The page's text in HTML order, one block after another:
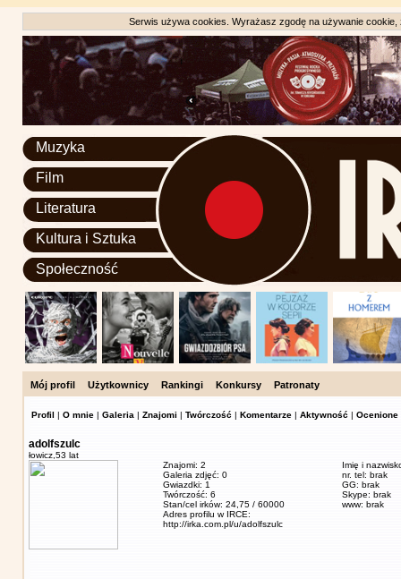
Serwis używa cookies. Wyrażasz zgodę na używanie
Muzyka
Film
Literatura
Kultura i Sztuka
Społeczność
Mój profil Użytkownicy Rankingi Konkursy Patronaty
Profil | O mnie | Galeria | Znajomi | Twórczość | Komentarze | Aktywność | Ocenione
adolfszulc
łowicz, 53 lat
Znajomi: 2
Galeria zdjęć: 0
Gwiazdki: 1
Twórczość: 6
Stan/cel irków: 24,75 / 60000
Adres profilu w IRCE:
http://irka.com.pl/u/adolfszulc
Imię i
nr. tel: brak
GG: brak
Skype: brak
www: brak